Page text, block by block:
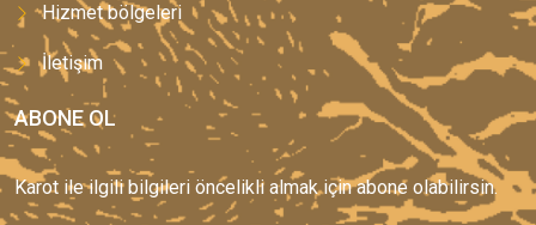
Hizmet bölgeleri
İletişim
ABONE OL
Karot ile ilgili bilgileri öncelikli almak için abone olabilirsin.